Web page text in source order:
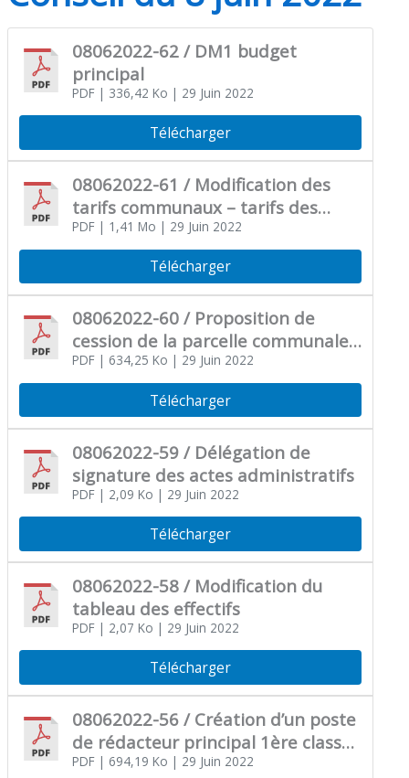
08062022-62 / DM1 budget
principal
PDF| 336,42 Ko | 29 Juin 2022
Télécharger
08062022-61 / Modification des
tarifs communaux – tarifs des
locaux et proposition d’un tarif de
location du domaine public
PDF| 1,41 Mo | 29 Juin 2022
Télécharger
08062022-60 / Proposition de
cession de la parcelle communale
AB 544
PDF| 634,25 Ko | 29 Juin 2022
Télécharger
08062022-59 / Délégation de
signature des actes administratifs
PDF| 2,09 Ko | 29 Juin 2022
Télécharger
08062022-58 / Modification du
tableau des effectifs
PDF| 2,07 Ko | 29 Juin 2022
Télécharger
08062022-56 / Création d’un poste
de rédacteur principal 1ère classe
à compter du 01 09 2022
PDF| 694,19 Ko | 29 Juin 2022